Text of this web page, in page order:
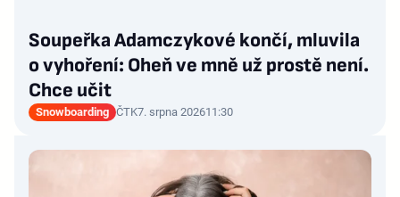
Soupeřka Adamczykové končí, mluvila
o vyhoření: Oheň ve mně už prostě není.
Chce učit
Snowboarding ČTK7. srpna 202611:30